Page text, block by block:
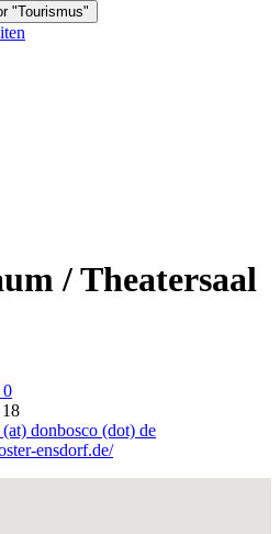
"Tourismus"
/ Theatersaal
0
donbosco (dot) de
ensdorf.de/